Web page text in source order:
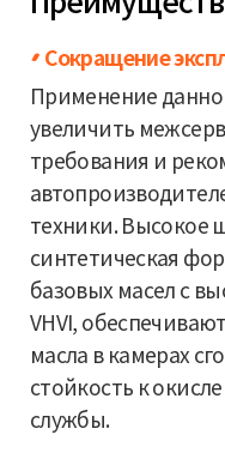
Сокращение
Применение
увеличить
требования и
техники. Высокое
синтетическая
базовых масел с
VHVI,
масла в камерах
стойкость к
службы.